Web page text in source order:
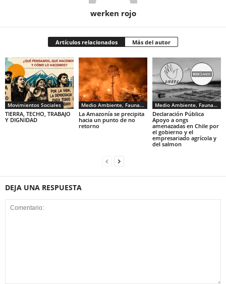
werken rojo
Artículos relacionados Más del autor
Movimientos Sociales
TIERRA, TECHO, TRABAJO
Y DIGNIDAD
Medio Ambiente, Fauna y Sociedad
La Amazonía se precipita
hacia un punto de no
retorno
Medio Ambiente, Fauna y Sociedad
Declaración Pública
Apoyo a ongs
amenazadas en Chile por
el gobierno y el
empresariado agrícola y
del salmon
DEJA UNA RESPUESTA